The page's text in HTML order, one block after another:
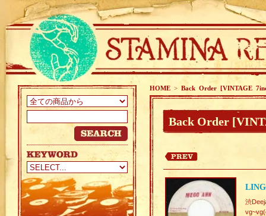
HOME > Back Order [VINTAGE
Back Order
渋